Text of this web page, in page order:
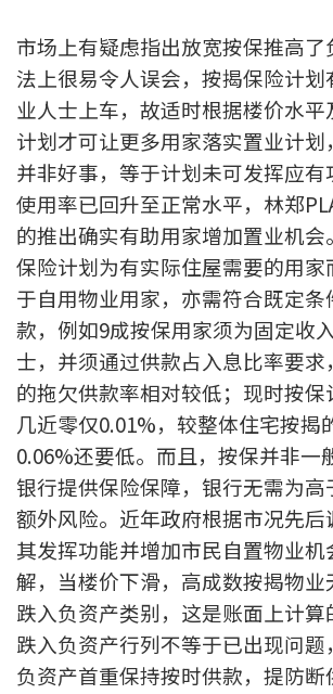
装修设计专栏
火险、家居、宠物保险
保险资讯专栏
联络我们
联络方式
网上申请按揭转介
条款及细则
私隐政策
本网页所提供资料仅作参考用途。
若因错漏而引致任何不便或损失，中原按揭概不负责。
本网站采用无障碍网页设计，如有任何问题，可查询：
2889 2886 / cmb@mail.centanet.com
中原地产 | 网上搵楼 |
中原工商铺
© 2026 中原按揭经纪有限公司 Centaline Mortgage
市场上有疑虑指出放宽按保推高
法上很易令人误会，按揭保险计划
业人士上车，故适时根据楼价水
计划才可让更多用家落实置业计
并非好事，等于计划未可发挥应
使用率已回升至正常水平，林郑
的推出确实有助用家增加置业机
保险计划为有实际住屋需要的用家
于自用物业用家，亦需符合既定条
款，例如9成按保用家须为固定收
士，并须通过供款占入息比率要
的拖欠供款率相对较低；现时按
几近零仅0.01%，较整体住宅按揭
0.06%还要低。而且，按保并非一
银行提供保险保障，银行无需为高
额外风险。近年政府根据市况先后
其发挥功能并增加市民自置物业
解，当楼价下滑，高成数按揭物
跌入负资产类别，这是账面上计算
跌入负资产行列不等于已出现问
负资产首重保持按时供款，提防